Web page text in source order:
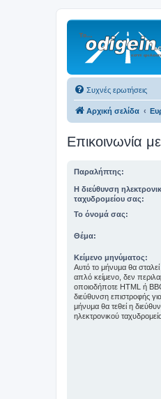
Συχνές ερωτήσεις
Αρχική σελίδα
Επικοινωνία
Παραλήπτης:
Η διεύθυνση
ταχυδρομείου σας:
Το όνομά σας:
Θέμα:
Κείμενο μηνύματος:
Αυτό το μήνυμα θα
απλό κείμενο, δεν
οποιοδήποτε HTML ή
διεύθυνση επιστροφής
μήνυμα θα τεθεί η
ηλεκτρονικού